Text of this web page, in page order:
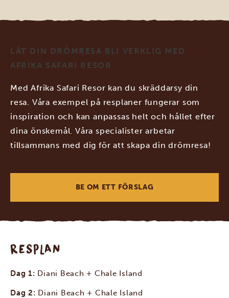
LÅT DIN DRÖMRESA BLI VERKLIG MED
AFRIKA SAFARI RESOR
Med Afrika Safari Resor kan du skräddarsy din
resa. Våra exempel på resplaner fungerar som
inspiration och kan anpassas helt och hållet efter
dina önskemål. Våra specialister arbetar
tillsammans med dig för att skapa din drömresa!
BE OM ETT FÖRSLAG
RESPLAN
Dag 1: Diani Beach + Chale Island
Dag 2: Diani Beach + Chale Island